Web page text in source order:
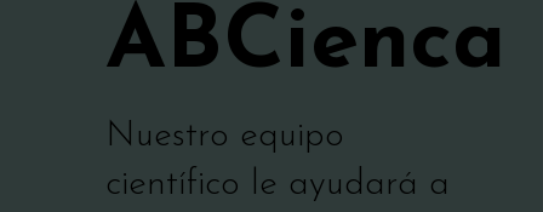
ABCienca
Nuestro equipo
científico le ayudará a